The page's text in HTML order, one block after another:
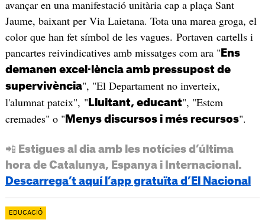
avançar en una manifestació unitària cap a plaça Sant
Jaume, baixant per Via Laietana. Tota una marea groga, el
color que han fet símbol de les vagues. Portaven cartells i
pancartes reivindicatives amb missatges com ara " Ens
demanen excel·lència amb pressupost de
supervivència", "El Departament no inverteix,
l'alumnat pateix", " Lluitant, educant", "Estem
cremades" o " Menys discursos i més recursos".
📲 Estigues al dia amb les notícies d’última
hora de Catalunya, Espanya i Internacional.
Descarrega’t aquí l’app gratuïta d’El Nacional
EDUCACIÓ